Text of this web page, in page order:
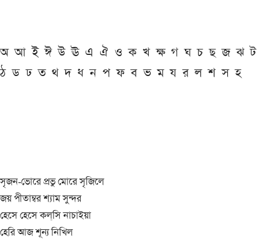
অ আ ই ঈ উ ঊ এ ঐ ও ক খ ক্ষ গ ঘ চ ছ জ ঝ ট
ঠ ড ঢ ত থ দ ধ ন প ফ ব ভ ম য র ল শ স হ
সৃজন-ভোরে প্রভু মোরে সৃজিলে
জয় পীতাম্বর শ্যাম সুন্দর
হেসে হেসে কল্‌সি নাচাইয়া
হেরি আজ শূন্য নিখিল